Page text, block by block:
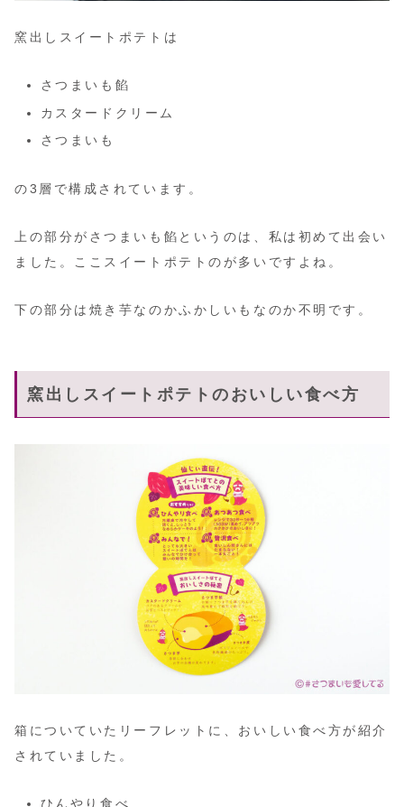
窯出しスイートポテトは
さつまいも餡
カスタードクリーム
さつまいも
の3層で構成されています。
上の部分がさつまいも餡というのは、私は初めて出会い
ました。ここスイートポテトのが多いですよね。
下の部分は焼き芋なのかふかしいもなのか不明です。
窯出しスイートポテトのおいしい食べ方
箱についていたリーフレットに、おいしい食べ方が紹介
されていました。
ひんやり食べ